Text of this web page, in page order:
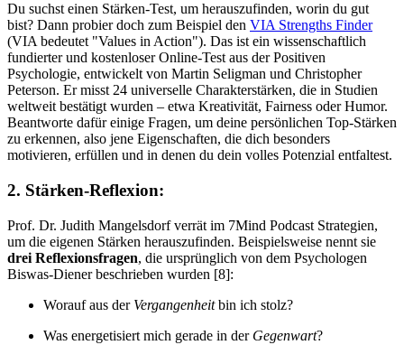
Du suchst einen Stärken-Test, um herauszufinden, worin du gut
bist? Dann probier doch zum Beispiel den VIA Strengths Finder
(VIA bedeutet "Values in Action"). Das ist ein wissenschaftlich
fundierter und kostenloser Online-Test aus der Positiven
Psychologie, entwickelt von Martin Seligman und Christopher
Peterson. Er misst 24 universelle Charakterstärken, die in Studien
weltweit bestätigt wurden – etwa Kreativität, Fairness oder Humor.
Beantworte dafür einige Fragen, um deine persönlichen Top-Stärken
zu erkennen, also jene Eigenschaften, die dich besonders
motivieren, erfüllen und in denen du dein volles Potenzial entfaltest.
2. Stärken-Reflexion:
Prof. Dr. Judith Mangelsdorf verrät im 7Mind Podcast Strategien,
um die eigenen Stärken herauszufinden. Beispielsweise nennt sie
drei Reflexionsfragen, die ursprünglich von dem Psychologen
Biswas-Diener beschrieben wurden [8]:
Worauf aus der Vergangenheitbin ich stolz?
Was energetisiert mich gerade in der Gegenwart?